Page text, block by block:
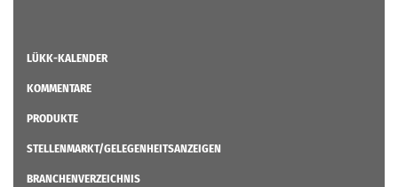
LÜKK-KALENDER
KOMMENTARE
PRODUKTE
STELLENMARKT/GELEGENHEITSANZEIGEN
BRANCHENVERZEICHNIS